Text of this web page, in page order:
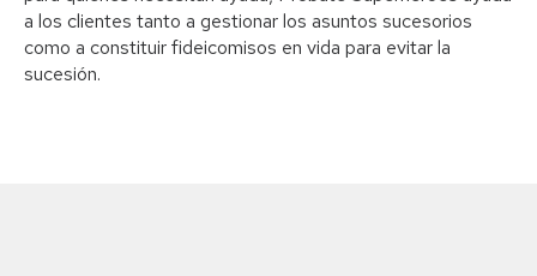
a los clientes tanto a gestionar los asuntos sucesorios
como a constituir fideicomisos en vida para evitar la
sucesión.